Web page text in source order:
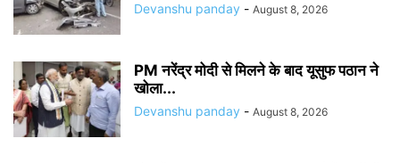
Devanshu panday - August 8, 2026
PM नरेंद्र मोदी से मिलने के बाद यूसुफ पठान ने
खोला...
Devanshu panday - August 8, 2026